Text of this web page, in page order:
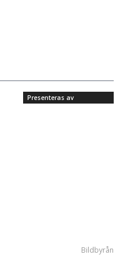
Presenteras av
Bildbyrån